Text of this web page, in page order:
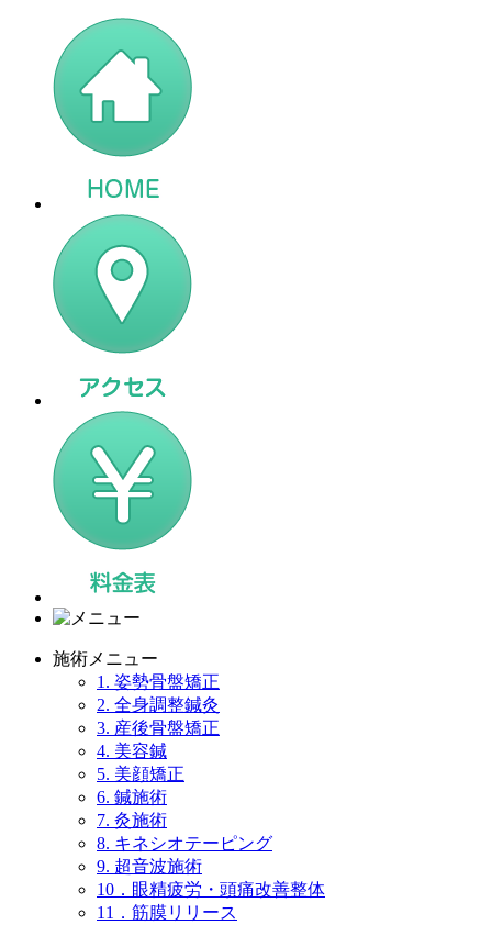
施術メニュー
1. 姿勢骨盤矯正
2. 全身調整鍼灸
3. 産後骨盤矯正
4. 美容鍼
5. 美顔矯正
6. 鍼施術
7. 灸施術
8. キネシオテーピング
9. 超音波施術
10．眼精疲労・頭痛改善整体
11．筋膜リリース